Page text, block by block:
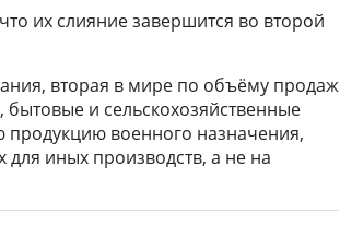
их слияние завершится во второй
вторая в мире по объёму продаж
и сельскохозяйственные
военного назначения,
иных производств, а не на